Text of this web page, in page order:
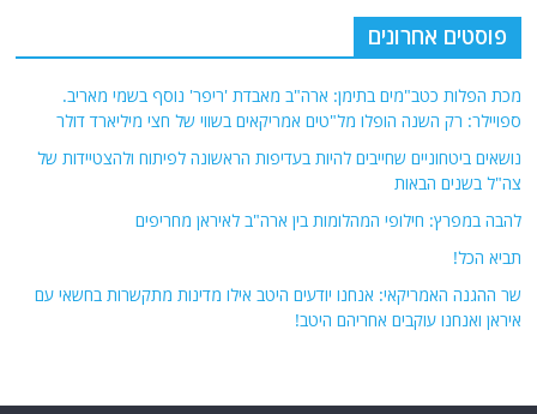
פוסטים אחרונים
מכת הפלות כטב"מים בתימן: ארה"ב מאבדת 'ריפר' נוסף בשמי מאריב.
ספויילר: רק השנה הופלו מל"טים אמריקאים בשווי של חצי מיליארד דולר
נושאים ביטחוניים שחייבים להיות בעדיפות הראשונה לפיתוח ולהצטיידות של
צה"ל בשנים הבאות
להבה במפרץ: חילופי המהלומות בין ארה"ב לאיראן מחריפים
תביא הכל!
שר ההגנה האמריקאי: אנחנו יודעים היטב אילו מדינות מתקשרות בחשאי עם
איראן ואנחנו עוקבים אחריהם היטב!